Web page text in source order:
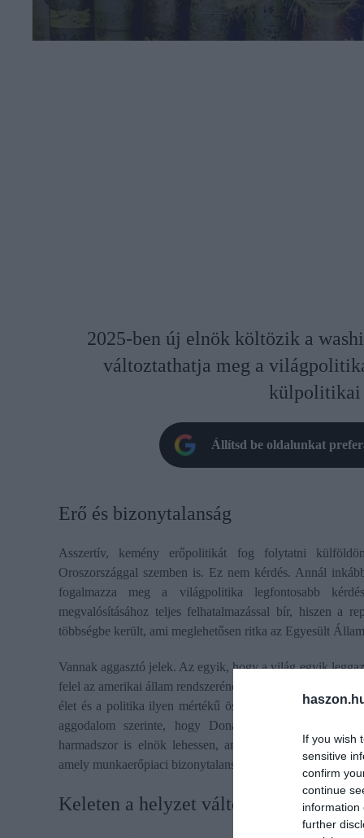
If you wish
sensitive
confirm
continue
information
further
2025-ben új elnök költözik a
változtathatja meg a
külpolitikai
Állítsd be oldalunkat
​Erő és bizonytalanság
Asszertív, kemény erőpolitikát fog folytatni
Oroszországgal szemben is. Ez nem kérdés. Annál
fogalmazza meg a világpolitika legfontosabb
megvalósításához teljes felhatalmazással bír, hiszen a
többségbe került, ami meglehetősen ritka az Egyesült
Vannak aggasztó jelek. Az egyik, hogy a világ egyik
felel az amerikai állam rendszerének „karcsúsításáért”,
élet és a politika ilyen mértékű összefonódása pedig
aggodalom szerinte, hogy Donald Trump
harmadszor is elnök lehessen, ami
amely munkaerőpiaci bizonytalanságot okozhat, már csak
​Keleten a helyzet változhat